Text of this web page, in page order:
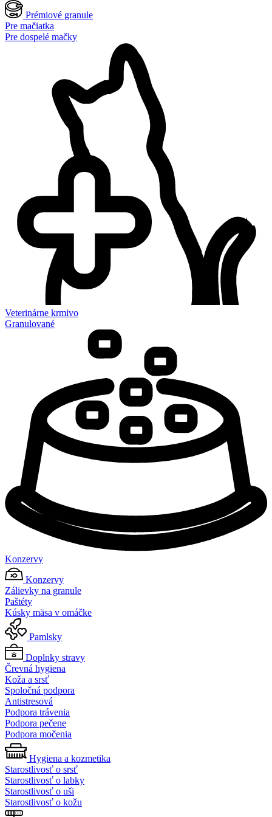
Prémiové granule
Pre mačiatka
Pre dospelé mačky
Veterinárne krmivo
Granulované
Konzervy
Konzervy
Zálievky na granule
Paštéty
Kúsky mäsa v omáčke
Pamlsky
Doplnky stravy
Črevná hygiena
Koža a srsť
Spoločná podpora
Antistresová
Podpora trávenia
Podpora pečene
Podpora močenia
Hygiena a kozmetika
Starostlivosť o srsť
Starostlivosť o labky
Starostlivosť o uši
Starostlivosť o kožu